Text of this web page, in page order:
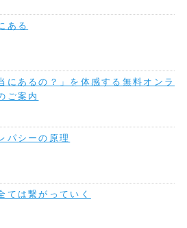
ある
にあるの？」を体感する無料オンラ
ご案内
パシーの原理
ては繋がっていく